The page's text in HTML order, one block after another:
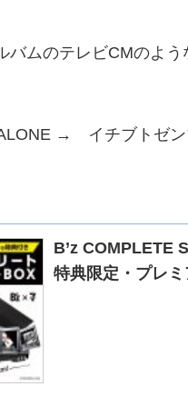
バムのテレビCMのよ
→ イチブトゼ
B’z COMPLETE
特典限定・プレミ